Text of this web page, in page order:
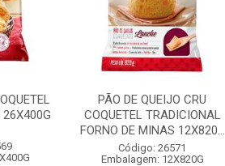
26X400G
PÃO DE QUEIJO CRU
COQUETEL TRADICIONAL
FORNO DE MINAS 12X820...
Código: 26571
Embalagem: 12X820G